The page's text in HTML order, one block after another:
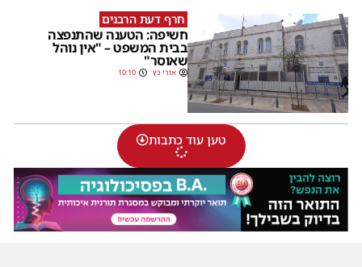
חרף דעת הרבנים
חשיפה: הטענה שהתנפצה
בבית המשפט – "אין נוהל
שאוסר"
אורי כץ 10:10
טען עוד כתבות